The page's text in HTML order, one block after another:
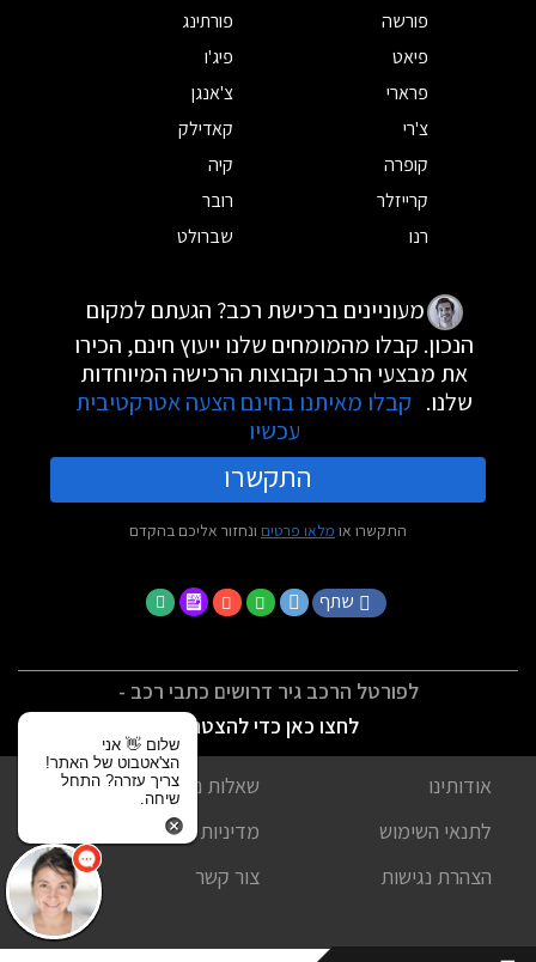
פורשה
פורתינג
פיאט
פיג'ו
פרארי
צ'אנגן
צ'רי
קאדילק
קופרה
קיה
קרייזלר
רובר
רנו
שברולט
מעוניינים ברכישת רכב? הגעתם למקום
הנכון. קבלו מהמומחים שלנו ייעוץ חינם, הכירו
את מבצעי הרכב וקבוצות הרכישה המיוחדות
שלנו. קבלו מאיתנו בחינם הצעה אטרקטיבית
עכשיו
התקשרו
התקשרו או מלאו פרטים ונחזור אליכם בהקדם
שתף
לפורטל הרכב גיר דרושים כתבי רכב -
לחצו כאן כדי להצטרף
אודותינו
שאלות נפוצות
לתנאי השימוש
מדיניות פרטיות
הצהרת נגישות
צור קשר
שלום 👋 אני
הצ'אטבוט של האתר!
צריך עזרה? התחל
שיחה.